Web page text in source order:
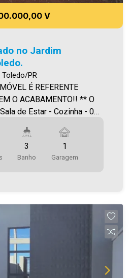
V
no Jardim
PR
É REFERENTE
O ACABAMENTO!! ** O
de Estar - Cozinha - 02
construída:
A Imobiliária
das maiores carteiras de
em casa! - As
são verdadeiras,
o direito de corrigir
e/ou ortografia, bem
e imagens. Fotos
3
Banho
1
Garagem